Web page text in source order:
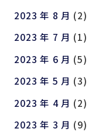
2023 年 8 月 (2)
2023 年 7 月 (1)
2023 年 6 月 (5)
2023 年 5 月 (3)
2023 年 4 月 (2)
2023 年 3 月 (9)